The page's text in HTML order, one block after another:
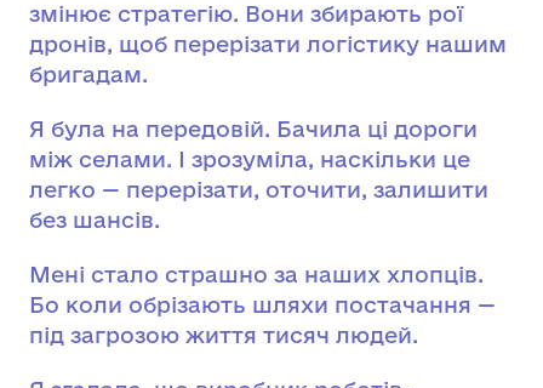
змінює стратегію. Вони збирають рої
дронів, щоб перерізати логістику нашим
бригадам.
Я була на передовій. Бачила ці дороги
між селами. І зрозуміла, наскільки це
легко — перерізати, оточити, залишити
без шансів.
Мені стало страшно за наших хлопців.
Бо коли обрізають шляхи постачання —
під загрозою життя тисяч людей.